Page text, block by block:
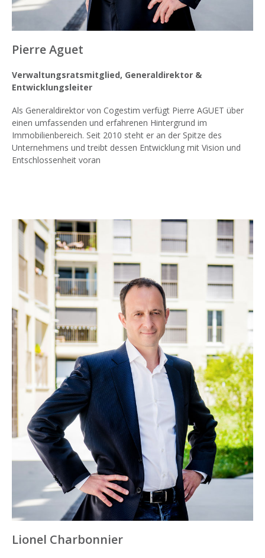
Pierre Aguet
Verwaltungsratsmitglied, Generaldirektor &
Entwicklungsleiter
Als Generaldirektor von Cogestim verfügt Pierre AGUET über
einen umfassenden und erfahrenen Hintergrund im
Immobilienbereich. Seit 2010 steht er an der Spitze des
Unternehmens und treibt dessen Entwicklung mit Vision und
Entschlossenheit voran
Lionel Charbonnier